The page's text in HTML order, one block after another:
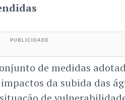
de medidas
da subida das